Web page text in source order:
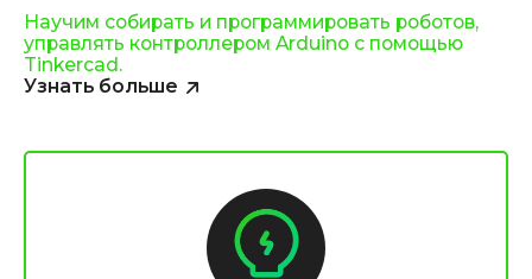
Научим собирать и программировать роботов,
управлять контроллером Arduino с помощью
Tinkercad.
Узнать больше